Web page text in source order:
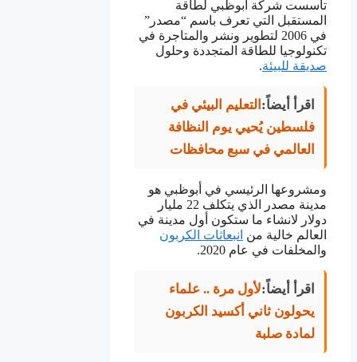
تأسست شركة ابوظبي لطاقة
المستقبل التي تعرف باسم “مصدر”
في 2006 لتطوير ونشر والمتاجرة في
تكنولوجيا للطاقة المتجددة وحلول
صديقة للبيئة.
اقرأ أيضاً: التعليم البيئي في
فلسطين يُحيي يوم النظافة
العالمي في سبع محافظات
ومشروعها الرئيسي في أبوظبي هو
مدينة مصدر الذي يتكلف 22 مليار
دولار لانشاء ما ستكون أول مدينة في
العالم خالية من انبعاثات الكربون
والمخلفات في عام 2020.
اقرأ أيضاً:لأول مرة .. علماء
يحولون ثاني أكسيد الكربون
لمادة صلبة